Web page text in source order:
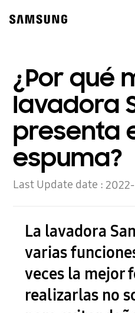
content
¿Por qué
lavadora
presenta
espuma?
Last Update date :
La lavadora
varias
veces la mejor
realizarlas no